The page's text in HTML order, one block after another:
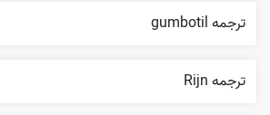
ترجمه gumbotil
ترجمه Rijn